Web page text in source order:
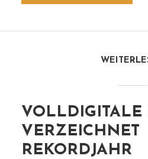
VOLLDIGITALE
VERZEICHNET
REKORDJAHR